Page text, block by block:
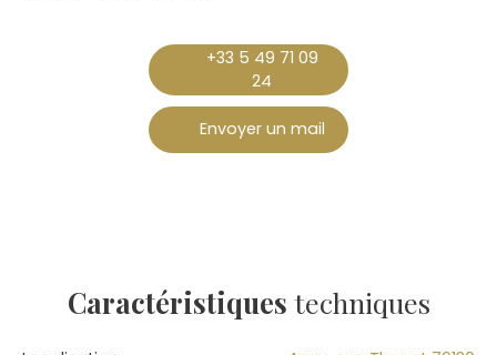
+33 5 49 71 09
24
Envoyer un mail
Caractéristiques techniques